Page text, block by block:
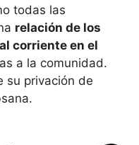
todas las
relación de los
corriente en el
a la comunidad.
su privación de